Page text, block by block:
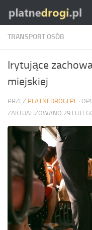
Skip to content
TRANSPORT OSÓB
Irytujące
miejskiej
PRZEZ PLATNEDROGI.PL ·
ZAKTUALIZOWANO 29